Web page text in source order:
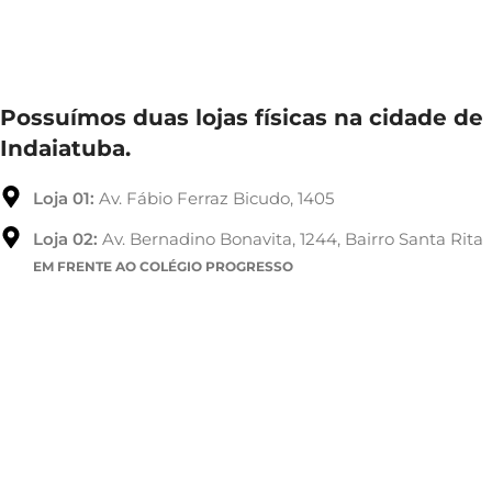
Possuímos duas lojas físicas na cidade de
Indaiatuba.
Loja 01: Av. Fábio Ferraz Bicudo, 1405
Loja 02: Av. Bernadino Bonavita, 1244, Bairro Santa Rita
EM FRENTE AO COLÉGIO PROGRESSO